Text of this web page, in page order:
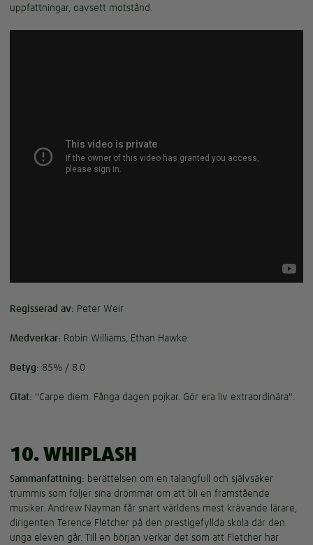
uppfattningar, oavsett motstånd.
Regisserad av: Peter Weir
Medverkar: Robin Williams, Ethan Hawke
Betyg: 85% / 8.0
Citat: "Carpe diem. Fånga dagen pojkar. Gör era liv extraordinära".
10. WHIPLASH
Sammanfattning: berättelsen om en talangfull och självsäker
trummis som följer sina drömmar om att bli en framstående
musiker. Andrew Nayman får snart världens mest krävande lärare,
dirigenten Terence Fletcher på den prestigefyllda skola där den
unga eleven går. Till en början verkar det som att Fletcher har